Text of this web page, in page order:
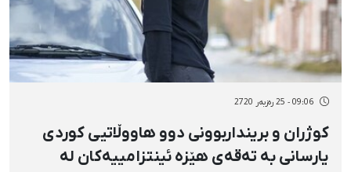
09:06 - 25 رەزبەر 2720
کوژران و برینداربوونی دوو هاووڵاتیی کوردی
یارسانی بە تەقەی هێزە ئینتزامییەکان لە